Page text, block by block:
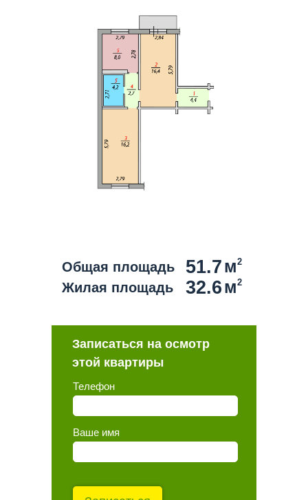
Общая площадь м2
Телефон
Ваше имя
Жилая площадь
51.7
32.6м2
Записаться на осмотр
этой квартиры